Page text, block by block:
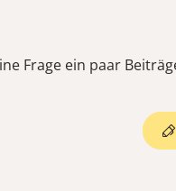
Frage ein paar